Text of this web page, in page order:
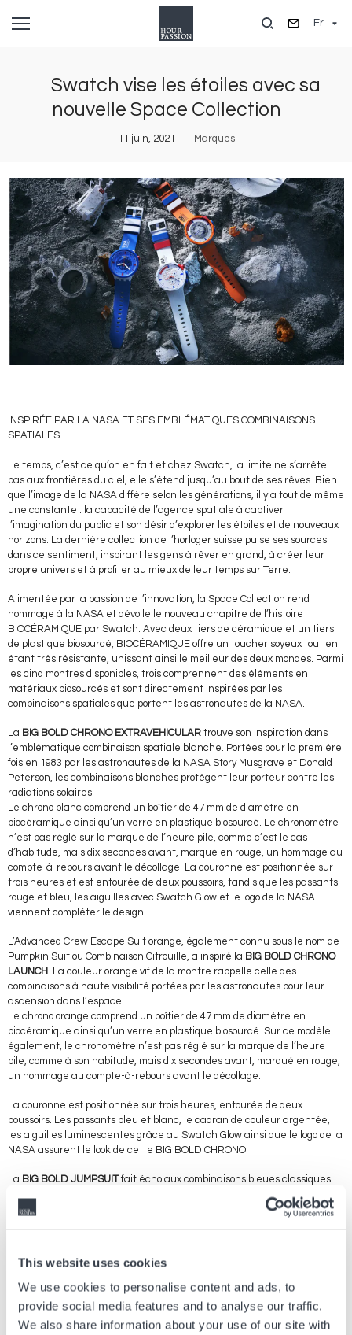
This website uses cookies
We use cookies to personalise content and ads, to
provide social media features and to analyse our traffic.
We also share information about your use of our site with
Fr
Swatch vise les étoiles avec sa
nouvelle Space Collection
11 juin, 2021 Marques
Image
INSPIRÉE PAR LA NASA ET SES EMBLÉMATIQUES COMBINAISONS
SPATIALES
Le temps, c’est ce qu’on en fait et chez Swatch, la limite ne s’arrête
pas aux frontières du ciel, elle s’étend jusqu’au bout de ses rêves. Bien
que l’image de la NASA diffère selon les générations, il y a tout de même
une constante : la capacité de l’agence spatiale à captiver
l’imagination du public et son désir d’explorer les étoiles et de nouveaux
horizons. La dernière collection de l’horloger suisse puise ses sources
dans ce sentiment, inspirant les gens à rêver en grand, à créer leur
propre univers et à profiter au mieux de leur temps sur Terre.
Alimentée par la passion de l’innovation, la Space Collection rend
hommage à la NASA et dévoile le nouveau chapitre de l’histoire
BIOCÉRAMIQUE par Swatch. Avec deux tiers de céramique et un tiers
de plastique biosourcé, BIOCÉRAMIQUE offre un toucher soyeux tout en
étant très résistante, unissant ainsi le meilleur des deux mondes. Parmi
les cinq montres disponibles, trois comprennent des éléments en
matériaux biosourcés et sont directement inspirées par les
combinaisons spatiales que portent les astronautes de la NASA.
La BIG BOLD CHRONO EXTRAVEHICULAR trouve son inspiration dans
l’emblématique combinaison spatiale blanche. Portées pour la première
fois en 1983 par les astronautes de la NASA Story Musgrave et Donald
Peterson, les combinaisons blanches protègent leur porteur contre les
radiations solaires.
Le chrono blanc comprend un boîtier de 47 mm de diamètre en
biocéramique ainsi qu’un verre en plastique biosourcé. Le chronomètre
n’est pas réglé sur la marque de l’heure pile, comme c’est le cas
d’habitude, mais dix secondes avant, marqué en rouge, un hommage au
compte-à-rebours avant le décollage. La couronne est positionnée sur
trois heures et est entourée de deux poussoirs, tandis que les passants
rouge et bleu, les aiguilles avec Swatch Glow et le logo de la NASA
viennent compléter le design.
L’Advanced Crew Escape Suit orange, également connu sous le nom de
Pumpkin Suit ou Combinaison Citrouille, a inspiré la BIG BOLD CHRONO
LAUNCH . La couleur orange vif de la montre rappelle celle des
combinaisons à haute visibilité portées par les astronautes pour leur
ascension dans l’espace.
Le chrono orange comprend un boîtier de 47 mm de diamètre en
biocéramique ainsi qu’un verre en plastique biosourcé. Sur ce modèle
également, le chronomètre n’est pas réglé sur la marque de l’heure
pile, comme à son habitude, mais dix secondes avant, marqué en rouge,
un hommage au compte-à-rebours avant le décollage.
La couronne est positionnée sur trois heures, entourée de deux
poussoirs. Les passants bleu et blanc, le cadran de couleur argentée,
les aiguilles luminescentes grâce au Swatch Glow ainsi que le logo de la
NASA assurent le look de cette BIG BOLD CHRONO.
La BIG BOLD JUMPSUITfait écho aux combinaisons bleues classiques
que les astronautes portent pour les conférences de presse ou lorsqu’ils
travaillent dans les locaux de la NASA.
aiguilles avec Swatch Glow et le logo de la NASA viennent parfaire le
design de ce modèle.
Pour clôturer la Space Collection de Swatch, on compte aussiTAKE ME
TO THE MOON , une GENT arborant un boîtier transparent, ainsi que